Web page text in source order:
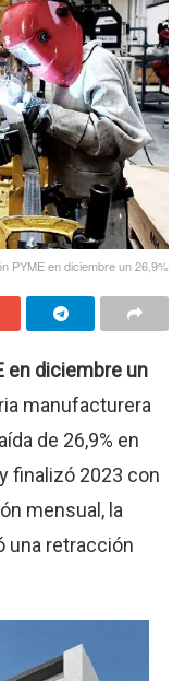
PYME en diciembre un 26,9%
en diciembre un
manufacturera
de 26,9% en
finalizó 2023 con
mensual, la
una retracción